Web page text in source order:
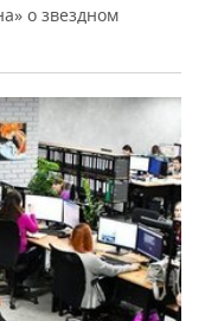
о звездном